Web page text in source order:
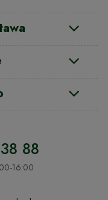
88
16:00